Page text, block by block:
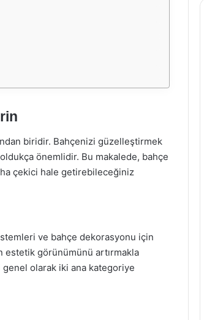
biridir. Bahçenizi güzelleştirmek
önemlidir. Bu makalede, bahçe
çekici hale getirebileceğiniz
ve bahçe dekorasyonu için
estetik görünümünü artırmakla
genel olarak iki ana kategoriye